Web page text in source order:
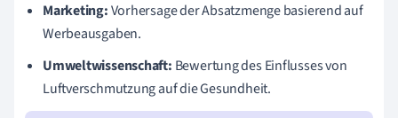
Marketing:Vorhersage der Absatzmenge basierend auf
Werbeausgaben.
Umweltwissenschaft: Bewertung des Einflusses von
Luftverschmutzung auf die Gesundheit.